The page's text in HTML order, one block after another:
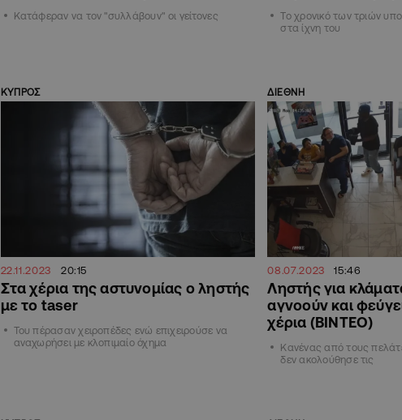
Κατάφεραν να τον "συλλάβουν" οι γείτονες
Το χρονικό των τριών
στα ίχνη του
ΚΥΠΡΟΣ
22.11.2023 20:15
Στα χέρια της αστυνομίας ο ληστής
με το taser
Του πέρασαν χειροπέδες ενώ επιχειρούσε να
αναχωρήσει με κλοπιμαίο όχημα
ΔΙΕΘΝΗ
08.07.2023 15:46
Ληστής για
αγνοούν και
χέρια (ΒΙΝΤΕΟ)
Κανένας από τους
δεν ακολούθησε τις